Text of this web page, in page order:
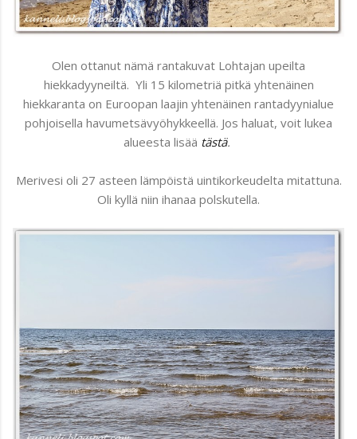
Olen ottanut nämä rantakuvat Lohtajan upeilta
hiekkadyyneiltä. Yli 15 kilometriä pitkä yhtenäinen
hiekkaranta on Euroopan laajin yhtenäinen rantadyynialue
pohjoisella havumetsävyöhykkeellä. Jos haluat, voit lukea
alueesta lisää tästä.
Merivesi oli 27 asteen lämpöistä uintikorkeudelta mitattuna.
Oli kyllä niin ihanaa polskutella.